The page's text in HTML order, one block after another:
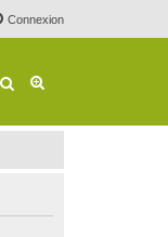
Connexion
Rechercher